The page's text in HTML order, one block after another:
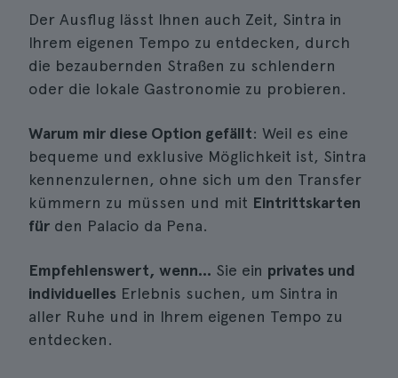
Der Ausflug lässt Ihnen auch Zeit, Sintra in
Ihrem eigenen Tempo zu entdecken, durch
die bezaubernden Straßen zu schlendern
oder die lokale Gastronomie zu probieren.
Warum mir diese Option gefällt: Weil es eine
bequeme und exklusive Möglichkeit ist, Sintra
kennenzulernen, ohne sich um den Transfer
kümmern zu müssen und mit Eintrittskarten
für den Palacio da Pena.
Empfehlenswert, wenn... Sie ein privates und
individuelles Erlebnis suchen, um Sintra in
aller Ruhe und in Ihrem eigenen Tempo zu
entdecken.